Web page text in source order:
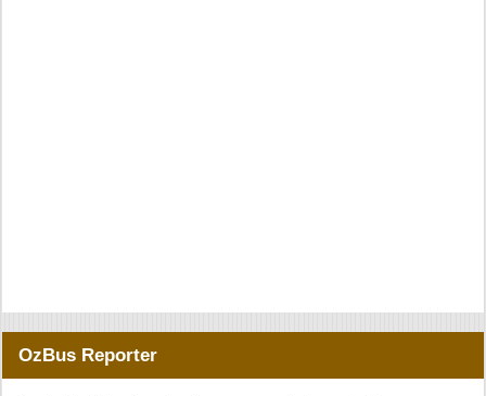
OzBus Reporter